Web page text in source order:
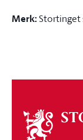
Merk:Stortinget
Om
stortinget